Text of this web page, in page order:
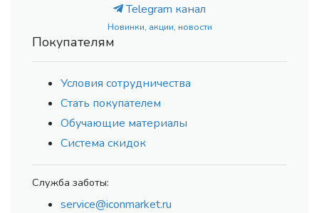
Telegram канал
Новинки, акции, новости
Покупателям
Условия сотрудничества
Стать покупателем
Обучающие материалы
Система скидок
Служба заботы:
service@iconmarket.ru